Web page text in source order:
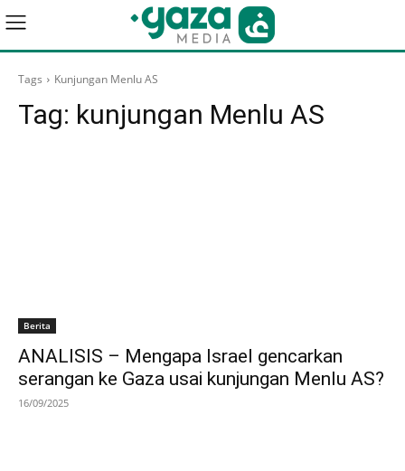
Tags Kunjungan Menlu AS
Tag: kunjungan Menlu AS
Berita
ANALISIS – Mengapa Israel gencarkan
serangan ke Gaza usai kunjungan Menlu AS?
16/09/2025